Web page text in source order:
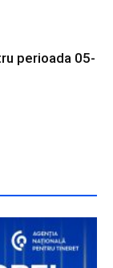
perioada 05-